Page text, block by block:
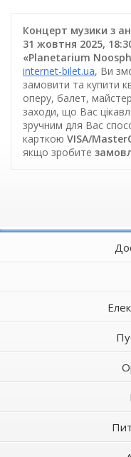
Концерт музики з
31 жовтня 2025,
«Planetarium
internet-bilet.ua, Ви
замовити та купити
оперу, балет,
заходи, що Вас
зручним для Вас
карткою VISA/
якщо зробите